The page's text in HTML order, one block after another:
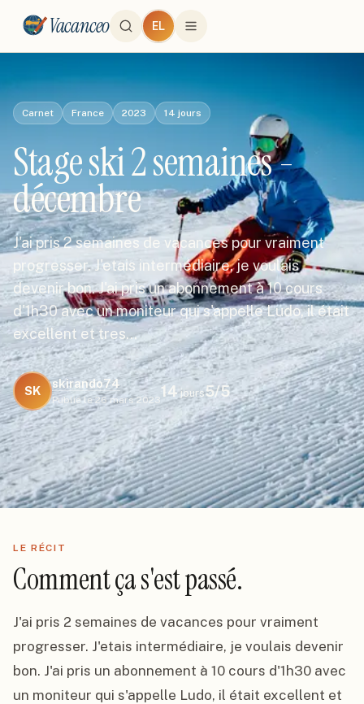
Vacanceo EL
Carnet France 2023 14 jours
Stage ski 2 semaines -
décembre
J'ai pris 2 semaines de vacances pour vraiment
progresser. J'etais intermédiaire, je voulais
devenir bon. J'ai pris un abonnement à 10 cours
d'1h30 avec un moniteur qui s'appelle Ludo, il était
excellent et tres…
SK
skirando74
Publié le 26 mars 2023
14jours5/5
LE RÉCIT
Comment ça s'est passé.
J'ai pris 2 semaines de vacances pour vraiment
progresser. J'etais intermédiaire, je voulais devenir
bon. J'ai pris un abonnement à 10 cours d'1h30 avec
un moniteur qui s'appelle Ludo, il était excellent et